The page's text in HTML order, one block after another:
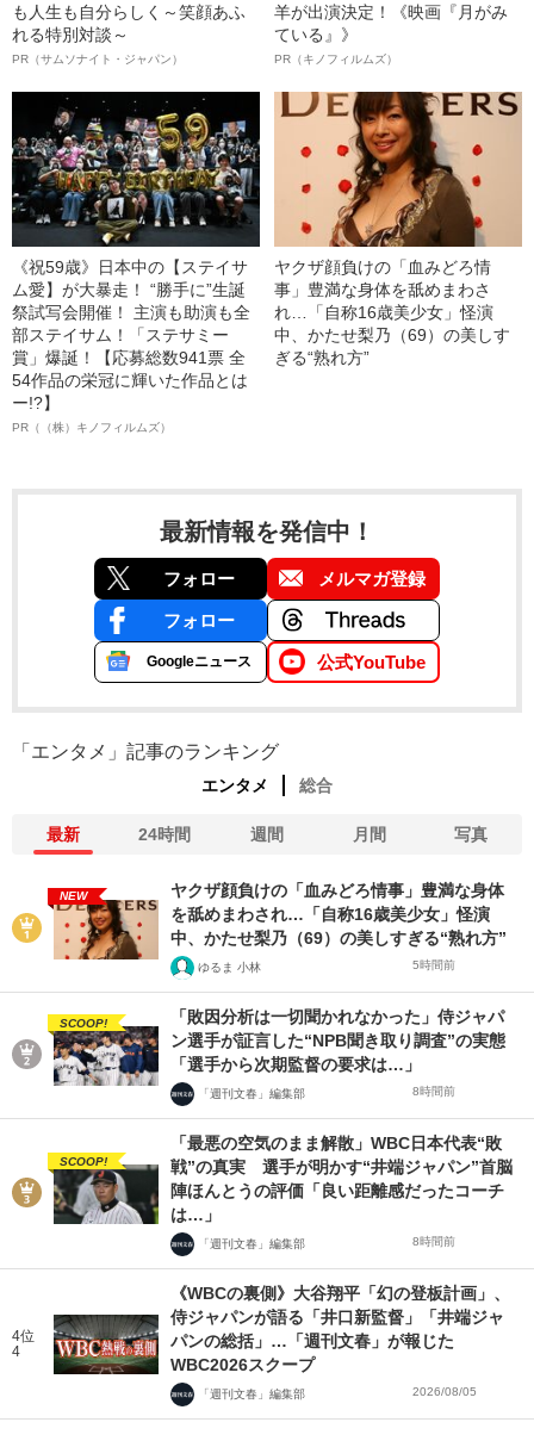
も人生も自分らしく～笑顔あふ
れる特別対談～
PR（サムソナイト・ジャパン）
羊が出演決定！《映画『月がみ
ている』》
PR（キノフィルムズ）
《祝59歳》日本中の【ステイサ
ム愛】が大暴走！ “勝手に”生誕
祭試写会開催！ 主演も助演も全
部ステイサム！「ステサミー
賞」爆誕！【応募総数941票 全
54作品の栄冠に輝いた作品とは
ー!?】
PR（（株）キノフィルムズ）
ヤクザ顔負けの「血みどろ情
事」豊満な身体を舐めまわさ
れ…「自称16歳美少女」怪演
中、かたせ梨乃（69）の美しす
ぎる“熟れ方”
最新情報を発信中！
フォロー メルマガ登録
フォロー
Googleニュース 公式YouTube
「エンタメ」記事のランキング
エンタメ 総合
最新 24時間 週間 月間 写真
NEW
ヤクザ顔負けの「血みどろ情事」豊満な身体
を舐めまわされ…「自称16歳美少女」怪演
中、かたせ梨乃（69）の美しすぎる“熟れ方”
ゆるま 小林 5時間前
SCOOP!
「敗因分析は一切聞かれなかった」侍ジャパ
ン選手が証言した“NPB聞き取り調査”の実態
「選手から次期監督の要求は…」
「週刊文春」編集部 8時間前
SCOOP!
「最悪の空気のまま解散」WBC日本代表“敗
戦”の真実 選手が明かす“井端ジャパン”首脳
陣ほんとうの評価「良い距離感だったコーチ
は…」
「週刊文春」編集部 8時間前
4位
4
《WBCの裏側》大谷翔平「幻の登板計画」、
侍ジャパンが語る「井口新監督」「井端ジャ
パンの総括」…「週刊文春」が報じた
WBC2026スクープ
「週刊文春」編集部 2026/08/05